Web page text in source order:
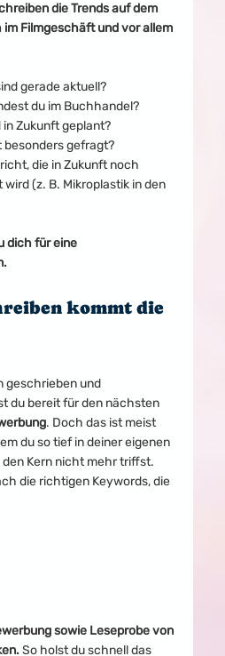
die Trends auf dem
Filmgeschäft und vor allem
gerade aktuell?
du im Buchhandel?
in Zukunft geplant?
besonders gefragt?
die in Zukunft noch
(z. B. Mikroplastik in den
dich für eine
kommt die
geschrieben und
du bereit für den nächsten
. Doch das ist meist
du so tief in deiner eigenen
Kern nicht mehr triffst.
die richtigen Keywords, die
sowie Leseprobe von
So holst du schnell das